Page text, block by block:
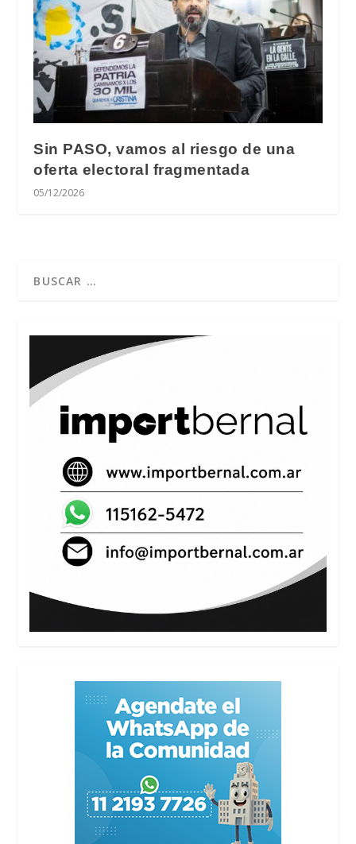
Sin PASO, vamos al riesgo de una
oferta electoral fragmentada
05/12/2026